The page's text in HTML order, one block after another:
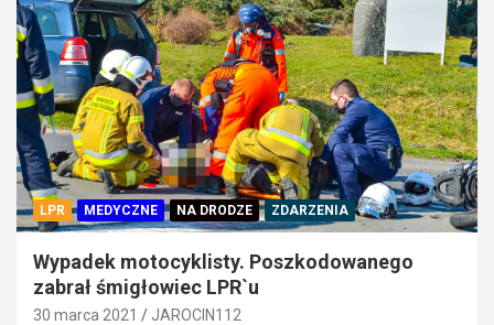
LPR MEDYCZNE NA DRODZE ZDARZENIA
Wypadek motocyklisty. Poszkodowanego
zabrał śmigłowiec LPR`u
30 marca 2021 JAROCIN112